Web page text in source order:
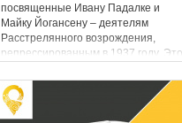
посвященные Ивану Падалке и
Майку Йогансену – деятелям
Расстрелянного возрождения,
репрессированным в 1937 году. Это
возвращающей в украинское
пространство имена уничтоженной
интеллигенции.